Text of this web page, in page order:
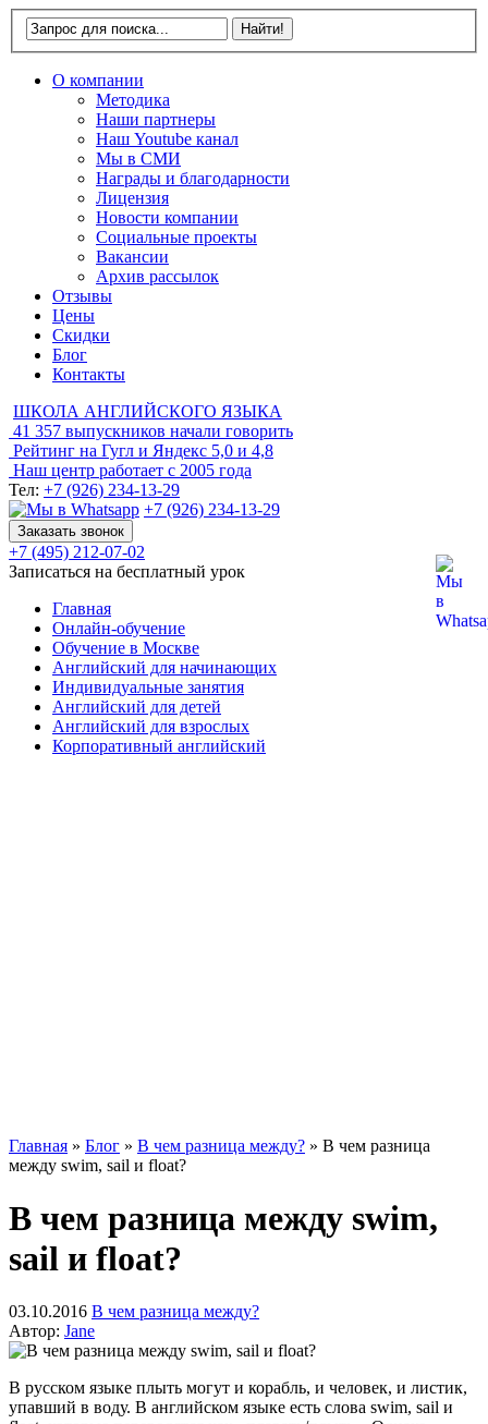
О компании
Методика
Наши партнеры
Наш Youtube канал
Мы в СМИ
Награды и благодарности
Лицензия
Новости компании
Социальные проекты
Вакансии
Архив рассылок
Отзывы
Цены
Скидки
Блог
Контакты
ШКОЛА АНГЛИЙСКОГО ЯЗЫКА
41 357 выпускников начали говорить
Рейтинг на Гугл и Яндекс 5,0 и 4,8
Наш центр работает с 2005 года
Тел: +7 (926) 234-13-29
+7 (926) 234-13-29
Заказать звонок
+7 (495) 212-07-02
Записаться на бесплатный урок
Главная
Онлайн-обучение
Обучение в Москве
Английский для начинающих
Индивидуальные занятия
Английский для детей
Английский для взрослых
Корпоративный английский
Главная » Блог » В чем разница между? » В чем разница
между swim, sail и float?
В чем разница между swim,
sail и float?
03.10.2016 В чем разница между?
Автор: Jane
В русском языке плыть могут и корабль, и человек, и листик,
упавший в воду. В английском языке есть слова swim, sail и